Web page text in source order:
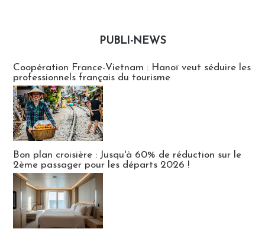
PUBLI-NEWS
Coopération France-Vietnam : Hanoï veut séduire les
professionnels français du tourisme
Bon plan croisière : Jusqu'à 60% de réduction sur le
2ème passager pour les départs 2026 !